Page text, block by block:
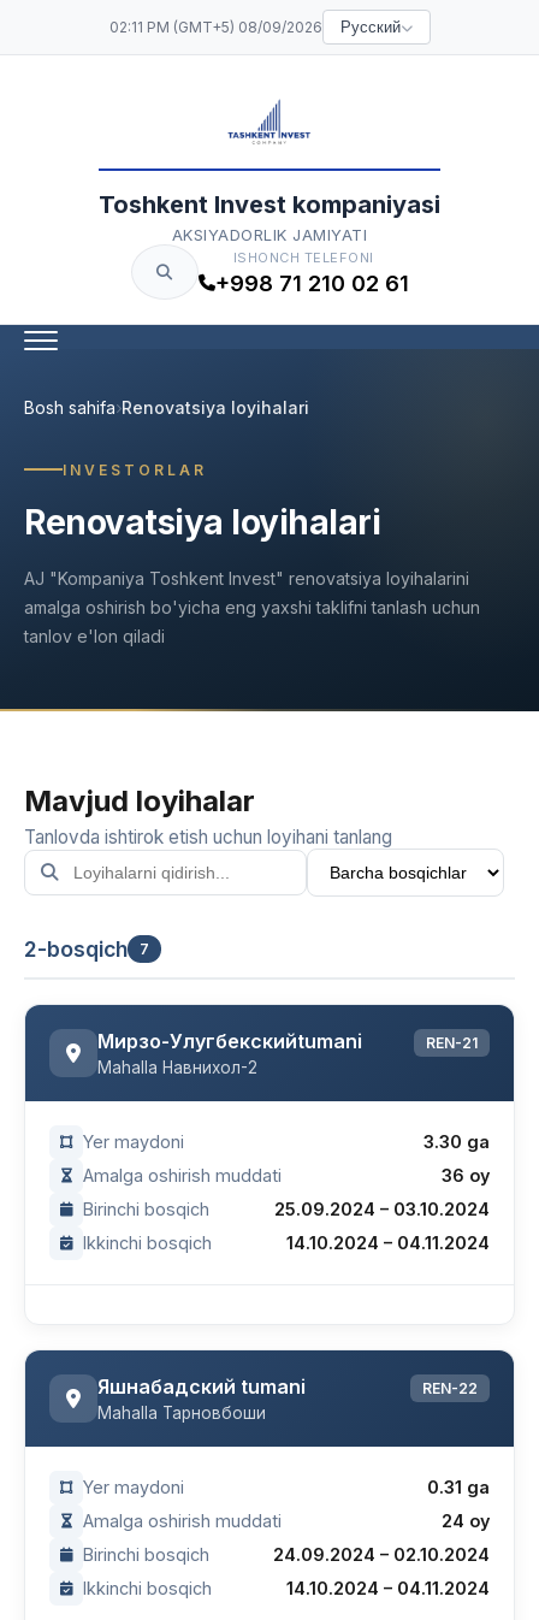
02:11 PM (GMT+5) 08/09/2026 Русский
Toshkent Invest kompaniyasi
AKSIYADORLIK JAMIYATI
ISHONCH TELEFONI
+998 71 210 02 61
Bosh sahifa Renovatsiya loyihalari
INVESTORLAR
Renovatsiya loyihalari
AJ "Kompaniya Toshkent Invest" renovatsiya loyihalarini
amalga oshirish bo'yicha eng yaxshi taklifni tanlash uchun
tanlov e'lon qiladi
Mavjud loyihalar
Tanlovda ishtirok etish uchun loyihani tanlang
2-bosqich 7
Мирзо-Улугбекскийtumani
Mahalla Навнихол-2
REN-21
Yer maydoni
3.30 ga
Amalga oshirish muddati
36 oy
Birinchi bosqich
25.09.2024 – 03.10.2024
Ikkinchi bosqich
14.10.2024 – 04.11.2024
Яшнабадский tumani
Mahalla Тарновбоши
REN-22
Yer maydoni
0.31 ga
Amalga oshirish muddati
24 oy
Birinchi bosqich
24.09.2024 – 02.10.2024
Ikkinchi bosqich
14.10.2024 – 04.11.2024